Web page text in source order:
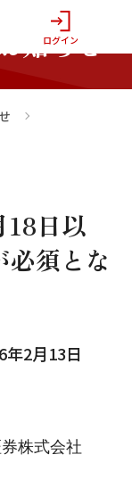
ログイン
知らせ
18日以
必須とな
2月13日
株式会社